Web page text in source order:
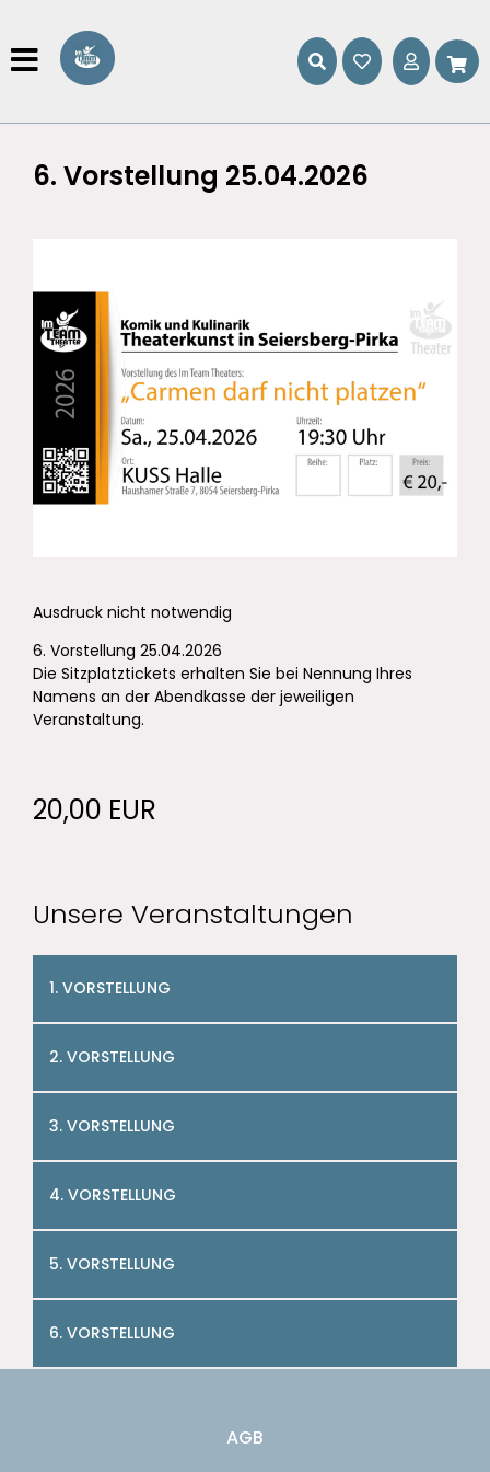
Unsere Veranstaltungen
1. VORSTELLUNG
2. VORSTELLUNG
3. VORSTELLUNG
4. VORSTELLUNG
5. VORSTELLUNG
6. VORSTELLUNG
6. Vorstellung 25.04.2026
Ausdruck nicht notwendig
6. Vorstellung 25.04.2026
Die Sitzplatztickets erhalten Sie bei Nennung Ihres
Namens an der Abendkasse der jeweiligen
Veranstaltung.
20,00 EUR
AGB